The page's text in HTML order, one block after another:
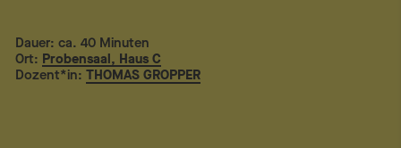
Dauer: ca. 40 Minuten
Ort: Probensaal, Haus C
Dozent*in:THOMAS GROPPER